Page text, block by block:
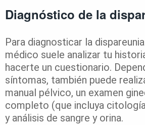
Diagnóstico de la
Para diagnosticar la
médico suele analizar tu
hacerte un cuestionario.
síntomas, también puede
manual pélvico, un examen
completo (que incluya
y análisis de sangre y orina.